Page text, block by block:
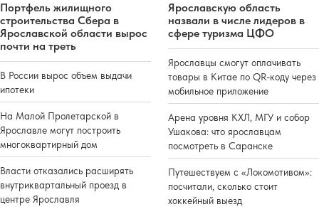
Портфель жилищного
строительства Сбера в
Ярославской области вырос
почти на треть
В России вырос объем выдачи
ипотеки
На Малой Пролетарской в
Ярославле могут построить
многоквартирный дом
Власти отказались расширять
внутриквартальный проезд в
центре Ярославля
Ярославскую область
назвали в числе лидеров в
сфере туризма ЦФО
Ярославцы смогут оплачивать
товары в Китае по QR-коду через
мобильное приложение
Арена уровня КХЛ, МГУ и собор
Ушакова: что ярославцам
посмотреть в Саранске
Путешествуем с «Локомотивом»:
посчитали, сколько стоит
хоккейный выезд